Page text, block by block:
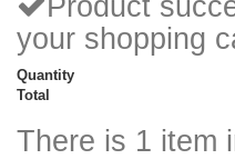
Product
your shopping
Quantity
Total
There is 1 item